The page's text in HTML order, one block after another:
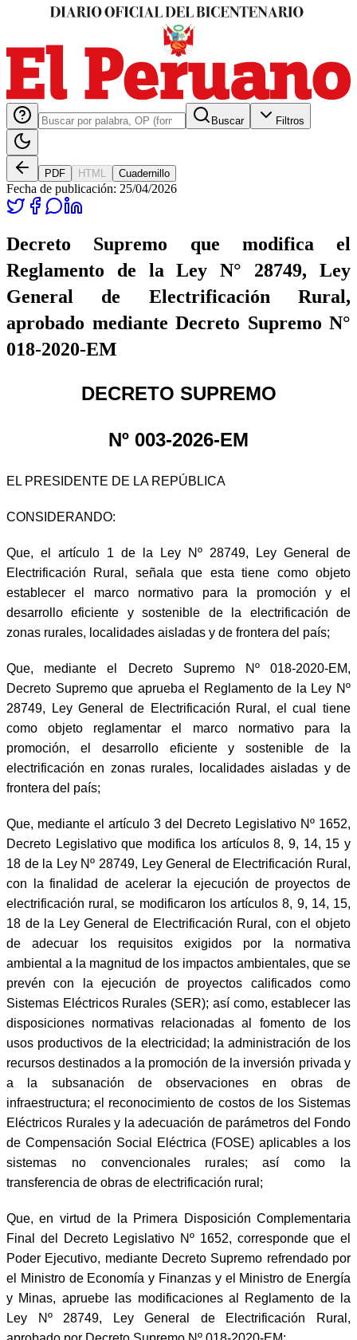
Buscar Filtros
PDF HTML Cuadernillo
Fecha de publicación: 25/04/2026
Decreto Supremo que modifica el
Reglamento de la Ley N° 28749, Ley
General de Electrificación Rural,
aprobado mediante Decreto Supremo N°
018-2020-EM
DECRETO SUPREMO
Nº 003-2026-EM
EL PRESIDENTE DE LA REPÚBLICA
CONSIDERANDO:
Que, el artículo 1 de la Ley Nº 28749, Ley General de
Electrificación Rural, señala que esta tiene como objeto
establecer el marco normativo para la promoción y el
desarrollo eficiente y sostenible de la electrificación de
zonas rurales, localidades aisladas y de frontera del país;
Que, mediante el Decreto Supremo Nº 018-2020-EM,
Decreto Supremo que aprueba el Reglamento de la Ley Nº
28749, Ley General de Electrificación Rural, el cual tiene
como objeto reglamentar el marco normativo para la
promoción, el desarrollo eficiente y sostenible de la
electrificación en zonas rurales, localidades aisladas y de
frontera del país;
Que, mediante el artículo 3 del Decreto Legislativo Nº 1652,
Decreto Legislativo que modifica los artículos 8, 9, 14, 15 y
18 de la Ley Nº 28749, Ley General de Electrificación Rural,
con la finalidad de acelerar la ejecución de proyectos de
electrificación rural, se modificaron los artículos 8, 9, 14, 15,
18 de la Ley General de Electrificación Rural, con el objeto
de adecuar los requisitos exigidos por la normativa
ambiental a la magnitud de los impactos ambientales, que se
prevén con la ejecución de proyectos calificados como
Sistemas Eléctricos Rurales (SER); así como, establecer las
disposiciones normativas relacionadas al fomento de los
usos productivos de la electricidad; la administración de los
recursos destinados a la promoción de la inversión privada y
a la subsanación de observaciones en obras de
infraestructura; el reconocimiento de costos de los Sistemas
Eléctricos Rurales y la adecuación de parámetros del Fondo
de Compensación Social Eléctrica (FOSE) aplicables a los
sistemas no convencionales rurales; así como la
transferencia de obras de electrificación rural;
Que, en virtud de la Primera Disposición Complementaria
Final del Decreto Legislativo Nº 1652, corresponde que el
Poder Ejecutivo, mediante Decreto Supremo refrendado por
el Ministro de Economía y Finanzas y el Ministro de Energía
y Minas, apruebe las modificaciones al Reglamento de la
Ley Nº 28749, Ley General de Electrificación Rural,